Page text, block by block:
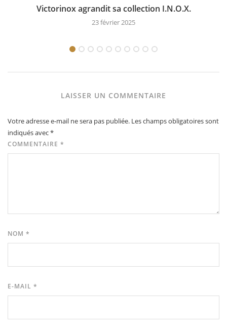
Victorinox agrandit sa collection I.N.O.X.
23 février 2025
LAISSER UN COMMENTAIRE
Votre adresse e-mail ne sera pas publiée. Les champs obligatoires sont
indiqués avec*
COMMENTAIRE *
NOM *
E-MAIL *